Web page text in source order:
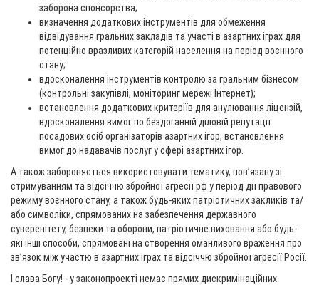
заборона спонсорства;
визначення додаткових інструментів для обмеження
відвідування гральних закладів та участі в азартних іграх для
потенційно вразливих категорій населення на період воєнного
стану;
вдосконалення інструментів контролю за гральним бізнесом
(контрольні закупівлі, моніторинг мережі Інтернет);
встановлення додаткових критеріїв для анулювання ліцензій,
вдосконалення вимог по бездоганній діловій репутації
посадових осіб організаторів азартних ігор, встановлення
вимог до надавачів послуг у сфері азартних ігор.
А також забороняється використовувати тематику, пов’язану зі
стримуванням та відсіччю збройної агресії рф у період дії правового
режиму воєнного стану, а також будь-яких патріотичних закликів та/
або символіки, спрямованих на забезпечення державного
суверенітету, безпеки та оборони, патріотичне виховання або будь-
які інші способи, спрямовані на створення оманливого враження про
зв’язок між участю в азартних іграх та відсіччю збройної агресії Росії.
І слава Богу! - у законопроекті немає прямих дискримінаційних